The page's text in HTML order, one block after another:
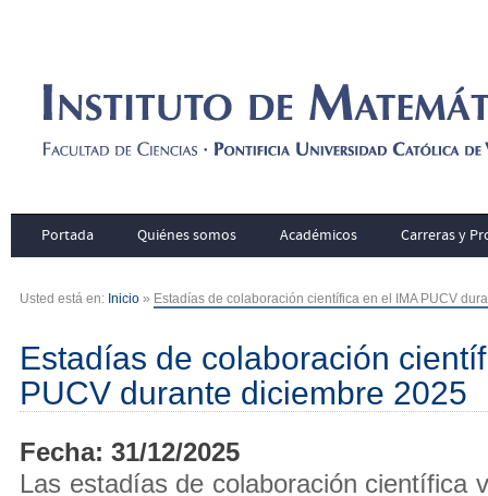
Portada Quiénes somos Académicos Carreras y
Usted está en: Inicio » Estadías de colaboración científica en el IMA PUCV
Estadías de colaboración
PUCV durante diciembre 2025
Fecha: 31/12/2025
Las estadías de colaboración científica